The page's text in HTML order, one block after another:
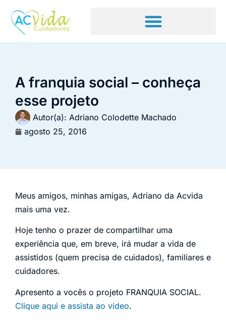
A franquia social – conheça
esse projeto
Autor(a): Adriano Colodette Machado
agosto 25, 2016
Meus amigos, minhas amigas, Adriano da Acvida
mais uma vez.
Hoje tenho o prazer de compartilhar uma
experiência que, em breve, irá mudar a vida de
assistidos (quem precisa de cuidados), familiares e
cuidadores.
Apresento a vocês o projeto FRANQUIA SOCIAL.
Clique aqui e assista ao vídeo.